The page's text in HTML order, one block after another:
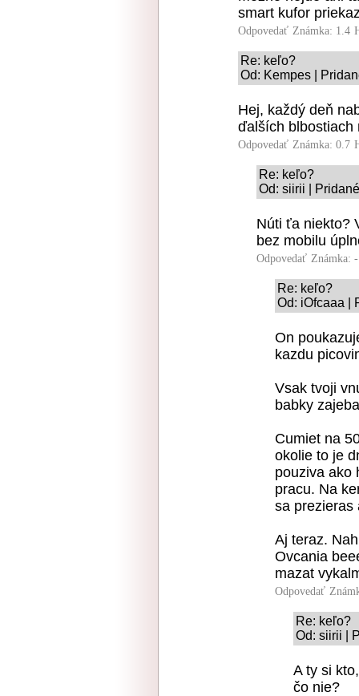
smart kufor
Odpovedať Známka: 1.4
Re: keľo?
Od: Kempes |
Hej, každý deň
ďalších blbostiach
Odpovedať Známka: 0.7
Re: keľo?
Od: siirii |
Núti ťa niekto?
bez mobilu
Odpovedať Známka:
Re: keľo?
Od: iOfcaaa |
On
kazdu
Vsak tvoji
babky
Cumiet na
okolie to je
pouziva ako
pracu. Na
sa prezieras
Aj teraz.
Ovcania
mazat
Odpovedať
Re: keľo?
Od: siirii |
A ty si
čo nie?